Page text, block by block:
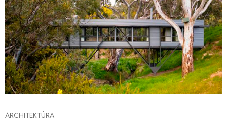
ARCHITEKTÚRA